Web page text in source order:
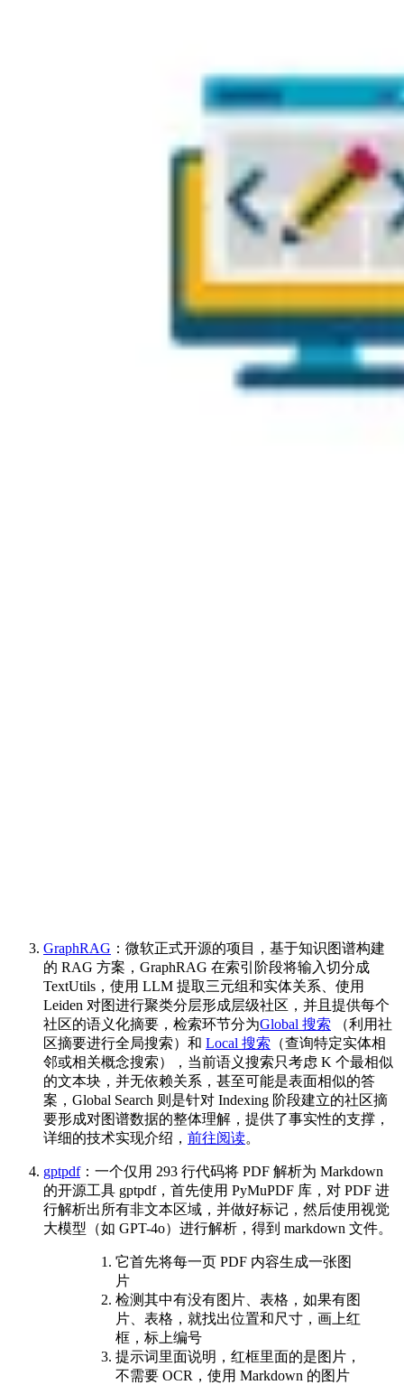
GraphRAG ：微软正式开源的项目，基于知识图谱构建
的 RAG 方案，GraphRAG 在索引阶段将输入切分成
TextUtils，使用 LLM 提取三元组和实体关系、使用
Leiden 对图进行聚类分层形成层级社区，并且提供每个
社区的语义化摘要，检索环节分为Global 搜索 （利用社
区摘要进行全局搜索）和 Local 搜索 （查询特定实体相
邻或相关概念搜索），当前语义搜索只考虑 K 个最相似
的文本块，并无依赖关系，甚至可能是表面相似的答
案，Global Search 则是针对 Indexing 阶段建立的社区摘
要形成对图谱数据的整体理解，提供了事实性的支撑，
详细的技术实现介绍， 前往阅读。
gptpdf：一个仅用 293 行代码将 PDF 解析为 Markdown
的开源工具 gptpdf，首先使用 PyMuPDF 库，对 PDF 进
行解析出所有非文本区域，并做好标记，然后使用视觉
大模型（如 GPT-4o）进行解析，得到 markdown 文件。
它首先将每一页 PDF 内容生成一张图
片
检测其中有没有图片、表格，如果有图
片、表格，就找出位置和尺寸，画上红
框，标上编号
提示词里面说明，红框里面的是图片，
不需要 OCR，使用 Markdown 的图片